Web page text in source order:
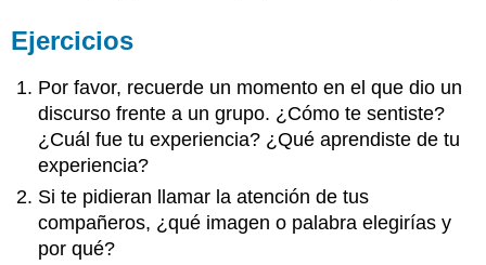
Ejercicios
Por favor, recuerde un momento en el que dio un
discurso frente a un grupo. ¿Cómo te sentiste?
¿Cuál fue tu experiencia? ¿Qué aprendiste de tu
experiencia?
Si te pidieran llamar la atención de tus
compañeros, ¿qué imagen o palabra elegirías y
por qué?